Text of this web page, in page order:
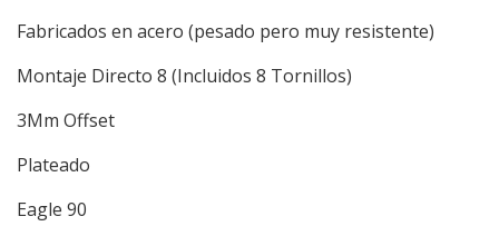
Fabricados en acero (pesado pero muy resistente)
Montaje Directo 8 (Incluidos 8 Tornillos)
3Mm Offset
Plateado
Eagle 90